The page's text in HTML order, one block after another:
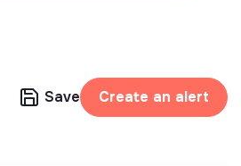
Save Create an alert